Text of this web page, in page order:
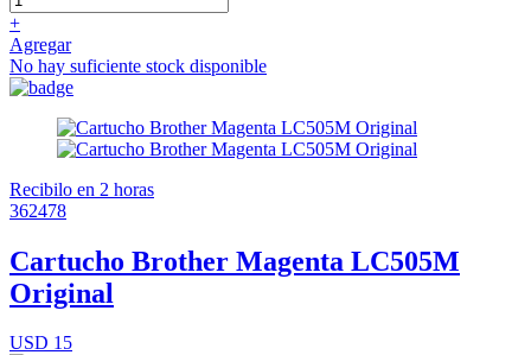
+
Agregar
No hay suficiente stock disponible
Recibilo en 2 horas
362478
Cartucho Brother Magenta LC505M
Original
USD 15